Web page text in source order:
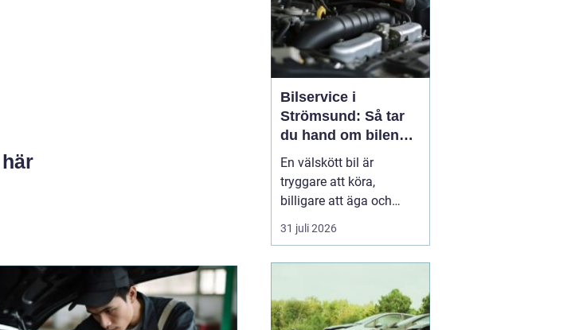
Bilservice i
Strömsund: Så tar
du hand om bilen
året runt
En välskött bil är
tryggare att köra,
billigare att äga och
enklare att sälja vidare. I
en norrländsk vardag
väglag blir service ännu
viktigar...
31 juli 2026